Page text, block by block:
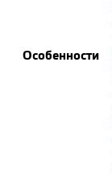
Особенности